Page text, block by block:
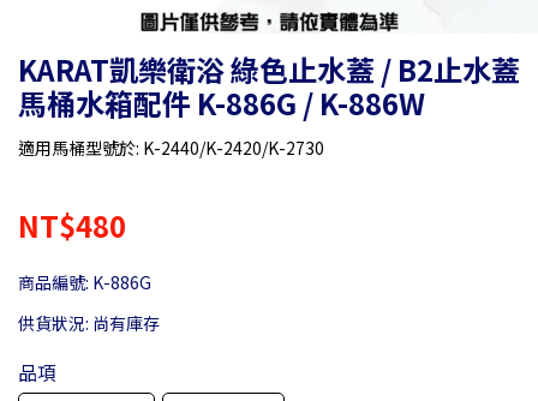
KARAT凱樂衛浴 綠色止水蓋 / B2止水蓋
馬桶水箱配件 K-886G / K-886W
適用馬桶型號於: K-2440/K-2420/K-2730
NT$480
商品編號: K-886G
供貨狀況: 尚有庫存
品項